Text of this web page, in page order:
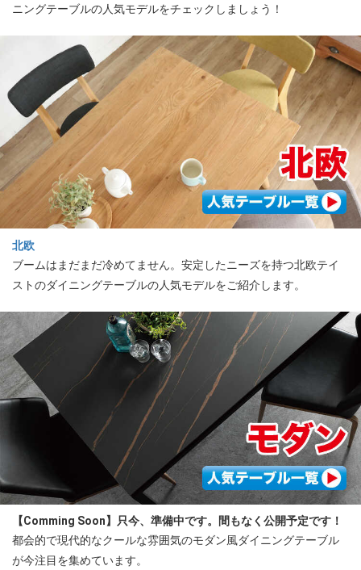
ニングテーブルの人気モデルをチェックしましょう！
北欧
ブームはまだまだ冷めてません。安定したニーズを持つ北欧テイ
ストのダイニングテーブルの人気モデルをご紹介します。
【Comming Soon】只今、準備中です。間もなく公開予定です！
都会的で現代的なクールな雰囲気のモダン風ダイニングテーブル
が今注目を集めています。